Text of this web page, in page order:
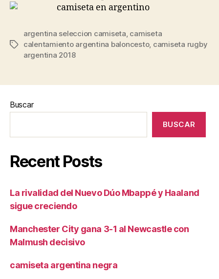
Etiquetas
argentina seleccion camiseta, camiseta
calentamiento argentina baloncesto, camiseta rugby
argentina 2018
Buscar
BUSCAR
Recent Posts
La rivalidad del Nuevo Dúo Mbappé y Haaland
sigue creciendo
Manchester City gana 3-1 al Newcastle con
Malmush decisivo
camiseta argentina negra